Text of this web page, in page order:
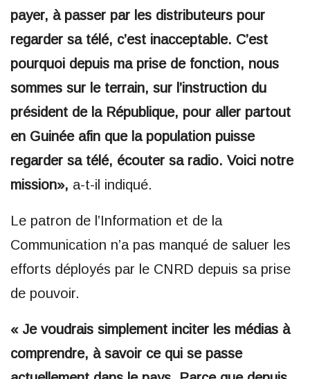
payer, à passer par les distributeurs pour
regarder sa télé, c’est inacceptable. C’est
pourquoi depuis ma prise de fonction, nous
sommes sur le terrain, sur l’instruction du
président de la République, pour aller partout
en Guinée afin que la population puisse
regarder sa télé, écouter sa radio. Voici notre
mission», a-t-il indiqué.
Le patron de l’Information et de la
Communication n’a pas manqué de saluer les
efforts déployés par le CNRD depuis sa prise
de pouvoir.
« Je voudrais simplement inciter les médias à
comprendre, à savoir ce qui se passe